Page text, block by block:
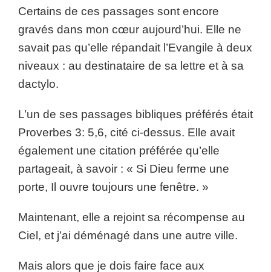
Certains de ces passages sont encore
gravés dans mon cœur aujourd’hui. Elle ne
savait pas qu’elle répandait l’Evangile à deux
niveaux : au destinataire de sa lettre et à sa
dactylo.
L’un de ses passages bibliques préférés était
Proverbes 3: 5,6, cité ci-dessus. Elle avait
également une citation préférée qu’elle
partageait, à savoir : « Si Dieu ferme une
porte, Il ouvre toujours une fenêtre. »
Maintenant, elle a rejoint sa récompense au
Ciel, et j’ai déménagé dans une autre ville.
Mais alors que je dois faire face aux